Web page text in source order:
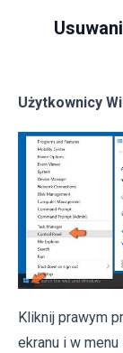
Użytkownicy
Kliknij prawym
ekranu i w